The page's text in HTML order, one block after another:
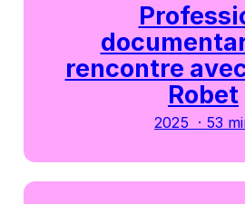
rencontre
Robet
2025 · 53